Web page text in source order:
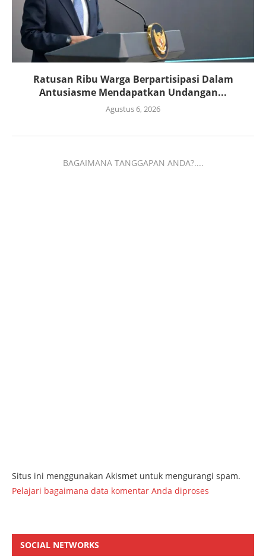
Ratusan Ribu Warga Berpartisipasi Dalam
Antusiasme Mendapatkan Undangan...
Agustus 6, 2026
BAGAIMANA TANGGAPAN ANDA?....
Situs ini menggunakan Akismet untuk mengurangi spam.
Pelajari bagaimana data komentar Anda diproses
SOCIAL NETWORKS